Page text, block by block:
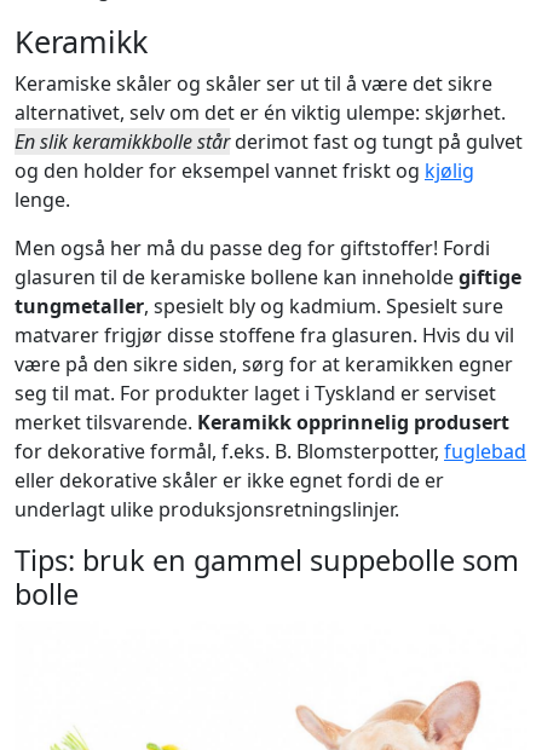
Keramikk
Keramiske skåler og skåler ser ut til å være det sikre
alternativet, selv om det er én viktig ulempe: skjørhet.
En slik keramikkbolle stårderimot fast og tungt på gulvet
og den holder for eksempel vannet friskt og kjølig
lenge.
Men også her må du passe deg for giftstoffer! Fordi
glasuren til de keramiske bollene kan inneholdegiftige
tungmetaller, spesielt bly og kadmium. Spesielt sure
matvarer frigjør disse stoffene fra glasuren. Hvis du vil
være på den sikre siden, sørg for at keramikken egner
seg til mat. For produkter laget i Tyskland er serviset
merket tilsvarende. Keramikk opprinnelig produsert
for dekorative formål, f.eks. B. Blomsterpotter, fuglebad
eller dekorative skåler er ikke egnet fordi de er
underlagt ulike produksjonsretningslinjer.
Tips: bruk en gammel suppebolle som
bolle